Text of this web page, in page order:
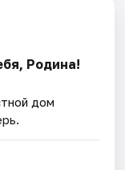
Родина!
дом